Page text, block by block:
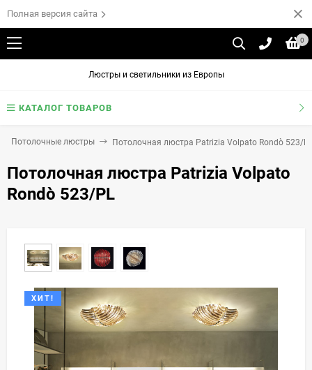
Полная версия сайта
0
Люстры и светильники из Европы
КАТАЛОГ ТОВАРОВ
Потолочные люстры Потолочная люстра Patrizia Volpato Rondò 523/
Потолочная люстра Patrizia Volpato
Rondò 523/PL
ХИТ!